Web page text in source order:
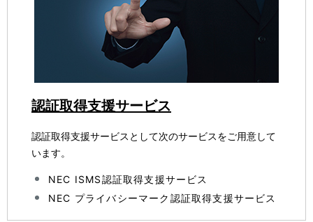
認証取得支援サービス
認証取得支援サービスとして次のサービスをご用意して
います。
NEC ISMS認証取得支援サービス
NEC プライバシーマーク認証取得支援サービス